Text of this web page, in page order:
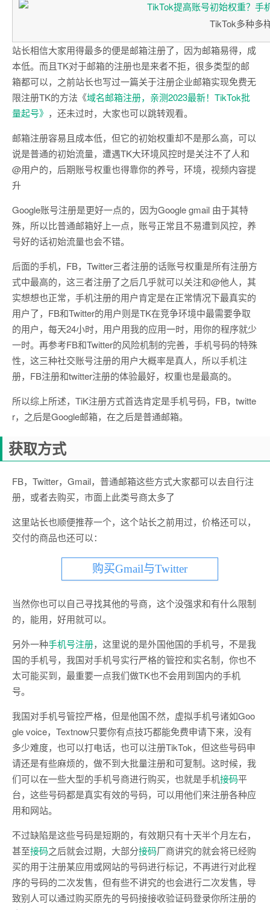
TikTok多种多
站长相信大家用得最多的便是邮箱注册了，因为邮箱易得，成
本低。而且TK对于邮箱的注册也是来者不拒，很多类型的邮
箱都可以，之前站长也写过一篇关于注册企业邮箱实现免费无
限注册TK的方法《域名邮箱注册，亲测2023最新！TikTok批
量起号》 ，还未过时，大家也可以跳转观看。
邮箱注册容易且成本低，但它的初始权重却不是那么高，可以
说是普通的初始流量，遭遇TK大环境风控时是关注不了人和
@用户的，后期账号权重也得靠你的养号，环境，视频内容提
升
Google账号注册是更好一点的，因为Google gmail 由于其特
殊，所以比普通邮箱好上一点，账号正常且不易遭到风控，养
号好的话初始流量也会不错。
后面的手机，FB，Twitter三者注册的话账号权重是所有注册方
式中最高的，这三者注册了之后几乎就可以关注和@他人，其
实想想也正常，手机注册的用户肯定是在正常情况下最真实的
用户了，FB和Twitter的用户则是TK在竞争环境中最需要争取
的用户，每天24小时，用户用我的应用一时，用你的程序就少
一时。再参考FB和Twitter的风险机制的完善，手机号码的特殊
性，这三种社交账号注册的用户大概率是真人，所以手机注
册，FB注册和twitter注册的体验最好，权重也是最高的。
所以综上所述，TiK注册方式首选肯定是手机号码，FB，twitte
r，之后是Google邮箱，在之后是普通邮箱。
获取方式
FB，Twitter，Gmail，普通邮箱这些方式大家都可以去自行注
册，或者去购买，市面上此类号商太多了
这里站长也顺便推荐一个，这个站长之前用过，价格还可以，
交付的商品也还可以：
购买Gmail与Twitter
当然你也可以自己寻找其他的号商，这个没强求和有什么限制
的，能用，好用就可以。
另外一种手机号注册，这里说的是外国他国的手机号，不是我
国的手机号，我国对手机号实行严格的管控和实名制，你也不
太可能买到，最重要一点我们做TK也不会用到国内的手机
号。
我国对手机号管控严格，但是他国不然，虚拟手机号诸如Goo
gle voice，Textnow只要你有点技巧都能免费申请下来，没有
多少难度，也可以打电话，也可以注册TikTok，但这些号码申
请还是有些麻烦的，做不到大批量注册和可复制。这时候，我
们可以在一些大型的手机号商进行购买，也就是手机接码平
台，这些号码都是真实有效的号码，可以用他们来注册各种应
用和网站。
不过缺陷是这些号码是短期的，有效期只有十天半个月左右，
甚至接码之后就会过期，大部分接码厂商讲究的就会将已经购
买的用于注册某应用或网站的号码进行标记，不再进行对此程
序的号码的二次发售，但有些不讲究的也会进行二次发售，导
致别人可以通过购买原先的号码接接收验证码登录你所注册的